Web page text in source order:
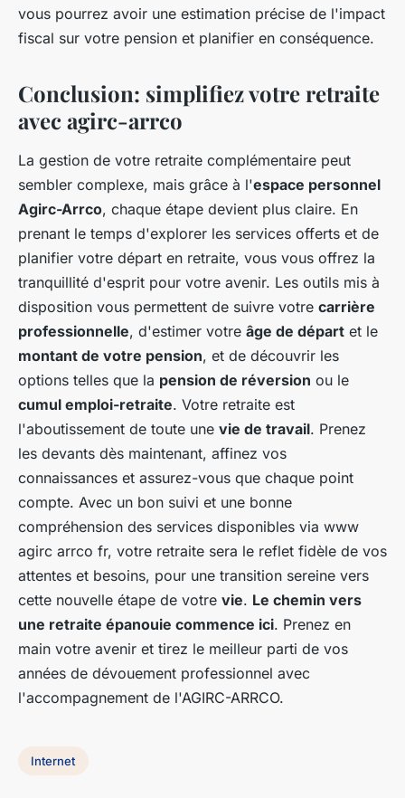
vous pourrez avoir une estimation précise de l'impact
fiscal sur votre pension et planifier en conséquence.
Conclusion: simplifiez votre retraite
avec agirc-arrco
La gestion de votre retraite complémentaire peut
sembler complexe, mais grâce à l'espace personnel
Agirc-Arrco, chaque étape devient plus claire. En
prenant le temps d'explorer les services offerts et de
planifier votre départ en retraite, vous vous offrez la
tranquillité d'esprit pour votre avenir. Les outils mis à
disposition vous permettent de suivre votre carrière
professionnelle, d'estimer votre âge de départ et le
montant de votre pension, et de découvrir les
options telles que la pension de réversion ou le
cumul emploi-retraite. Votre retraite est
l'aboutissement de toute une vie de travail. Prenez
les devants dès maintenant, affinez vos
connaissances et assurez-vous que chaque point
compte. Avec un bon suivi et une bonne
compréhension des services disponibles via www
agirc arrco fr, votre retraite sera le reflet fidèle de vos
attentes et besoins, pour une transition sereine vers
cette nouvelle étape de votre vie. Le chemin vers
une retraite épanouie commence ici. Prenez en
main votre avenir et tirez le meilleur parti de vos
années de dévouement professionnel avec
l'accompagnement de l'AGIRC-ARRCO.
Internet